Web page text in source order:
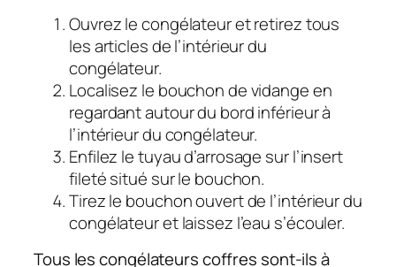
Ouvrez le congélateur et retirez tous
les articles de l’intérieur du
congélateur.
Localisez le bouchon de vidange en
regardant autour du bord inférieur à
l’intérieur du congélateur.
Enfilez le tuyau d’arrosage sur l’insert
fileté situé sur le bouchon.
Tirez le bouchon ouvert de l’intérieur du
congélateur et laissez l’eau s’écouler.
Tous les congélateurs coffres sont-ils à